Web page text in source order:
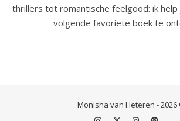
thrillers tot romantische feelgood: ik
volgende favoriete boek te
Monisha van Heteren -